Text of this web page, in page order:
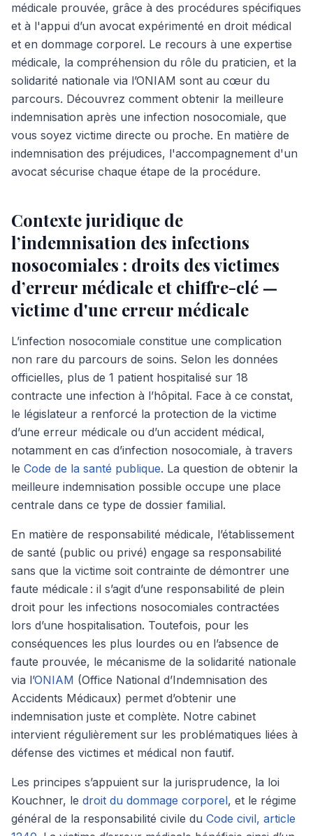
médicale prouvée, grâce à des procédures spécifiques
et à l'appui d’un avocat expérimenté en droit médical
et en dommage corporel. Le recours à une expertise
médicale, la compréhension du rôle du praticien, et la
solidarité nationale via l’ONIAM sont au cœur du
parcours. Découvrez comment obtenir la meilleure
indemnisation après une infection nosocomiale, que
vous soyez victime directe ou proche. En matière de
indemnisation des préjudices, l'accompagnement d'un
avocat sécurise chaque étape de la procédure.
Contexte juridique de
l’indemnisation des infections
nosocomiales : droits des victimes
d’erreur médicale et chiffre-clé —
victime d'une erreur médicale
L’infection nosocomiale constitue une complication
non rare du parcours de soins. Selon les données
officielles, plus de 1 patient hospitalisé sur 18
contracte une infection à l’hôpital. Face à ce constat,
le législateur a renforcé la protection de la victime
d’une erreur médicale ou d’un accident médical,
notamment en cas d’infection nosocomiale, à travers
le Code de la santé publique. La question de obtenir la
meilleure indemnisation possible occupe une place
centrale dans ce type de dossier familial.
En matière de responsabilité médicale, l’établissement
de santé (public ou privé) engage sa responsabilité
sans que la victime soit contrainte de démontrer une
faute médicale : il s’agit d’une responsabilité de plein
droit pour les infections nosocomiales contractées
lors d’une hospitalisation. Toutefois, pour les
conséquences les plus lourdes ou en l’absence de
faute prouvée, le mécanisme de la solidarité nationale
via l’ONIAM (Office National d’Indemnisation des
Accidents Médicaux) permet d’obtenir une
indemnisation juste et complète. Notre cabinet
intervient régulièrement sur les problématiques liées à
défense des victimes et médical non fautif.
Les principes s’appuient sur la jurisprudence, la loi
Kouchner, le droit du dommage corporel, et le régime
général de la responsabilité civile du Code civil, article